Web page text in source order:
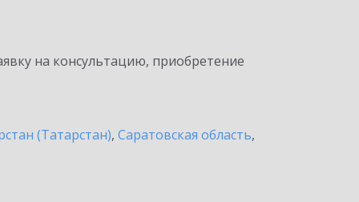
на консультацию, приобретение
(Татарстан), Саратовская область,